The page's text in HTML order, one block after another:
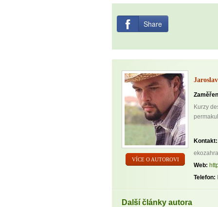
Share
VÍCE O AUTOROVI
Kurzy
Kontakt:
Web:
Telefon:
Další články autora